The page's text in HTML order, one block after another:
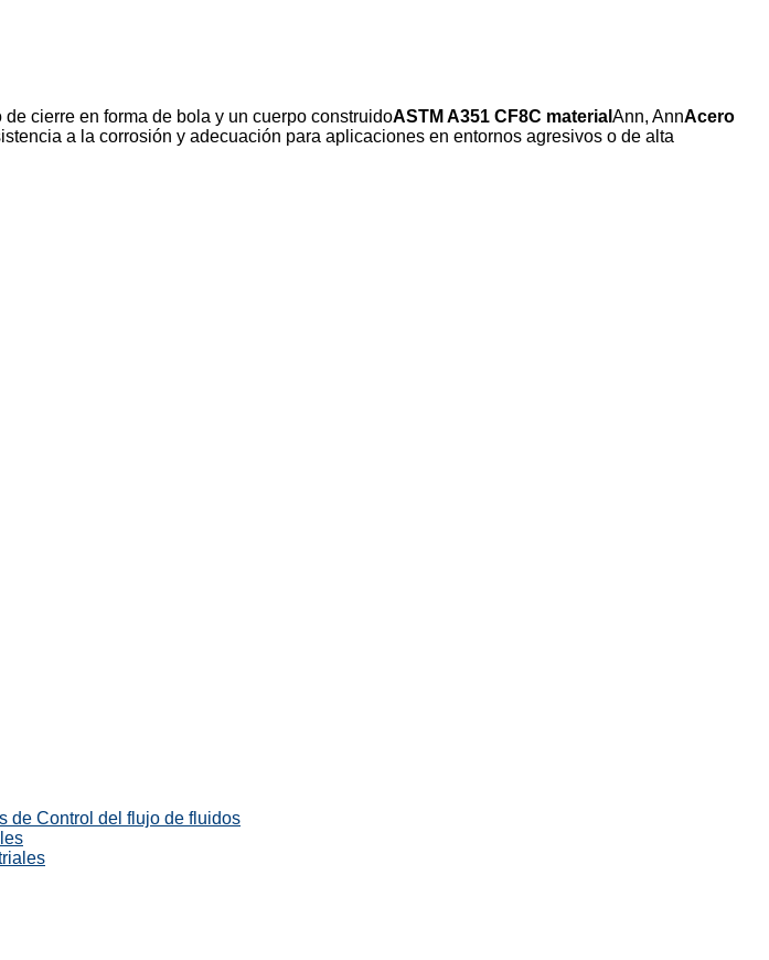
cierre en forma de bola y un cuerpo construidoASTM A351 CF8C material Ann, AnnAcero
a la corrosión y adecuación para aplicaciones en entornos agresivos o de alta
de Control del flujo de fluidos